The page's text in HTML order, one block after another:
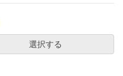
選択する